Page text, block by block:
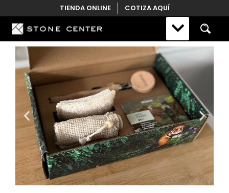
to
content
TIENDA ONLINE COTIZA AQUÍ